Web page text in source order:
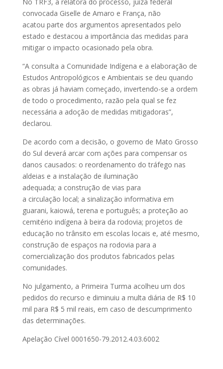
convocada Giselle de Amaro e França, não
acatou parte dos argumentos apresentados pelo
estado e destacou a importância das medidas para
mitigar o impacto ocasionado pela obra.
“A consulta a Comunidade Indígena e a elaboração de
Estudos Antropológicos e Ambientais se deu quando
as obras já haviam começado, invertendo-se a ordem
de todo o procedimento, razão pela qual se fez
necessária a adoção de medidas mitigadoras”,
declarou.
De acordo com a decisão, o governo de Mato Grosso
do Sul deverá arcar com ações para compensar os
danos causados: o reordenamento do tráfego nas
aldeias e a instalação de iluminação
adequada; a construção de vias para
a circulação local; a sinalização informativa em
guarani, kaiowá, terena e português; a proteção ao
cemitério indígena à beira da rodovia; projetos de
educação no trânsito em escolas locais e, até mesmo,
construção de espaços na rodovia para a
comercialização dos produtos fabricados pelas
comunidades.
No julgamento, a Primeira Turma acolheu um dos
pedidos do recurso e diminuiu a multa diária de R$ 10
mil para R$ 5 mil reais, em caso de descumprimento
das determinações.
Apelação Cível 0001650-79.2012.4.03.6002